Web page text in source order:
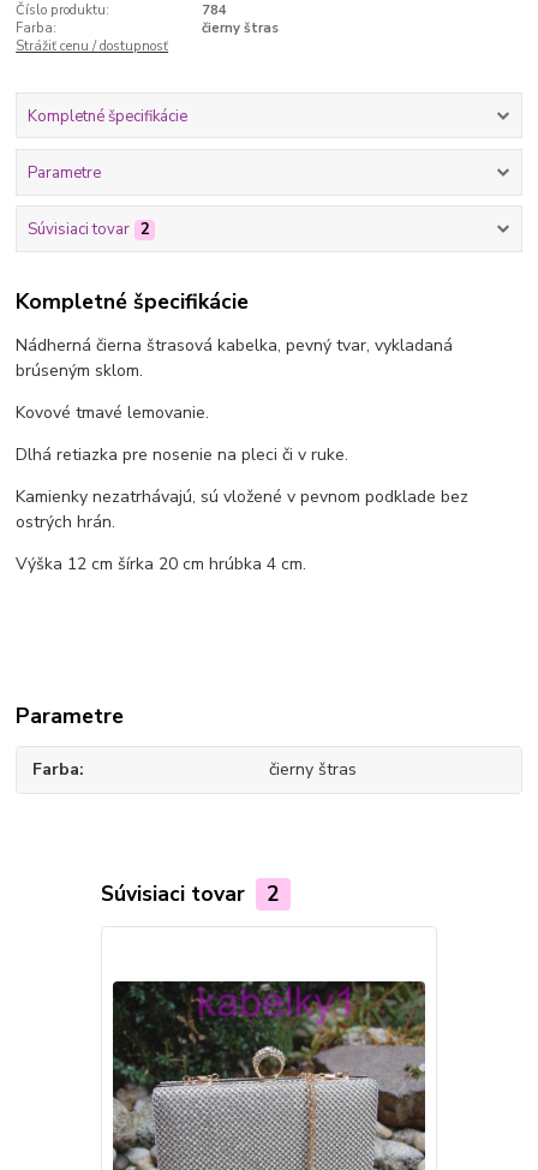
Číslo produktu:
784
Farba:
čierny štras
Strážiť cenu / dostupnosť
Kompletné špecifikácie
Parametre
Súvisiaci tovar 2
Kompletné špecifikácie
Nádherná čierna štrasová kabelka, pevný tvar, vykladaná
brúseným sklom.
Kovové tmavé lemovanie.
Dlhá retiazka pre nosenie na pleci či v ruke.
Kamienky nezatrhávajú, sú vložené v pevnom podklade bez
ostrých hrán.
Výška 12 cm šírka 20 cm hrúbka 4 cm.
Parametre
Farba čierny štras
Súvisiaci tovar 2